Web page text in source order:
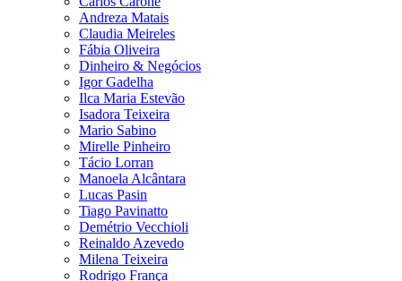
Andreza Matais
Claudia Meireles
Fábia Oliveira
Dinheiro & Negócios
Igor Gadelha
Ilca Maria Estevão
Isadora Teixeira
Mario Sabino
Mirelle Pinheiro
Tácio Lorran
Manoela Alcântara
Lucas Pasin
Tiago Pavinatto
Demétrio Vecchioli
Reinaldo Azevedo
Milena Teixeira
Rodrigo França